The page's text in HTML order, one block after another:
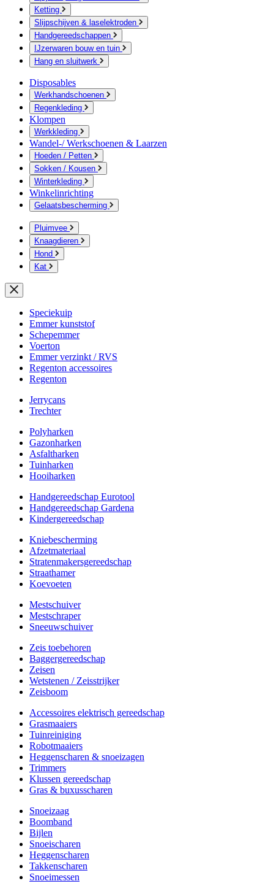
Ketting
Slijpschijven & laselektroden
Handgereedschappen
IJzerwaren bouw en tuin
Hang en sluitwerk
Disposables
Werkhandschoenen
Regenkleding
Klompen
Werkkleding
Wandel-/ Werkschoenen & Laarzen
Hoeden / Petten
Sokken / Kousen
Winterkleding
Winkelinrichting
Gelaatsbescherming
Pluimvee
Knaagdieren
Hond
Kat
Speciekuip
Emmer kunststof
Schepemmer
Voerton
Emmer verzinkt / RVS
Regenton accessoires
Regenton
Jerrycans
Trechter
Polyharken
Gazonharken
Asfaltharken
Tuinharken
Hooiharken
Handgereedschap Eurotool
Handgereedschap Gardena
Kindergereedschap
Kniebescherming
Afzetmateriaal
Stratenmakersgereedschap
Straathamer
Koevoeten
Mestschuiver
Mestschraper
Sneeuwschuiver
Zeis toebehoren
Baggergereedschap
Zeisen
Wetstenen / Zeisstrijker
Zeisboom
Accessoires elektrisch gereedschap
Grasmaaiers
Tuinreiniging
Robotmaaiers
Heggenscharen & snoeizagen
Trimmers
Klussen gereedschap
Gras & buxusscharen
Snoeizaag
Boomband
Bijlen
Snoeischaren
Heggenscharen
Takkenscharen
Snoeimessen